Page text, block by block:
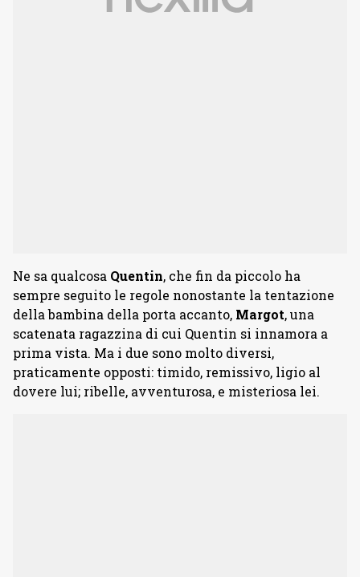
Ne sa qualcosa Quentin, che fin da piccolo ha
sempre seguito le regole nonostante la tentazione
della bambina della porta accanto, Margot, una
scatenata ragazzina di cui Quentin si innamora a
prima vista. Ma i due sono molto diversi,
praticamente opposti: timido, remissivo, ligio al
dovere lui; ribelle, avventurosa, e misteriosa lei.